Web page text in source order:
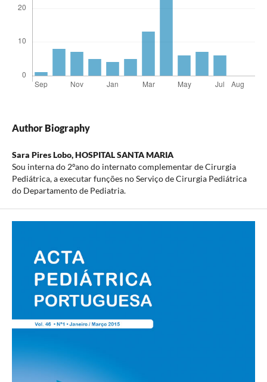
Author Biography
Sara Pires Lobo,HOSPITAL SANTA MARIA
Sou interna do 2ºano do internato complementar de Cirurgia
Pediátrica, a executar funções no Serviço de Cirurgia Pediátrica
do Departamento de Pediatria.